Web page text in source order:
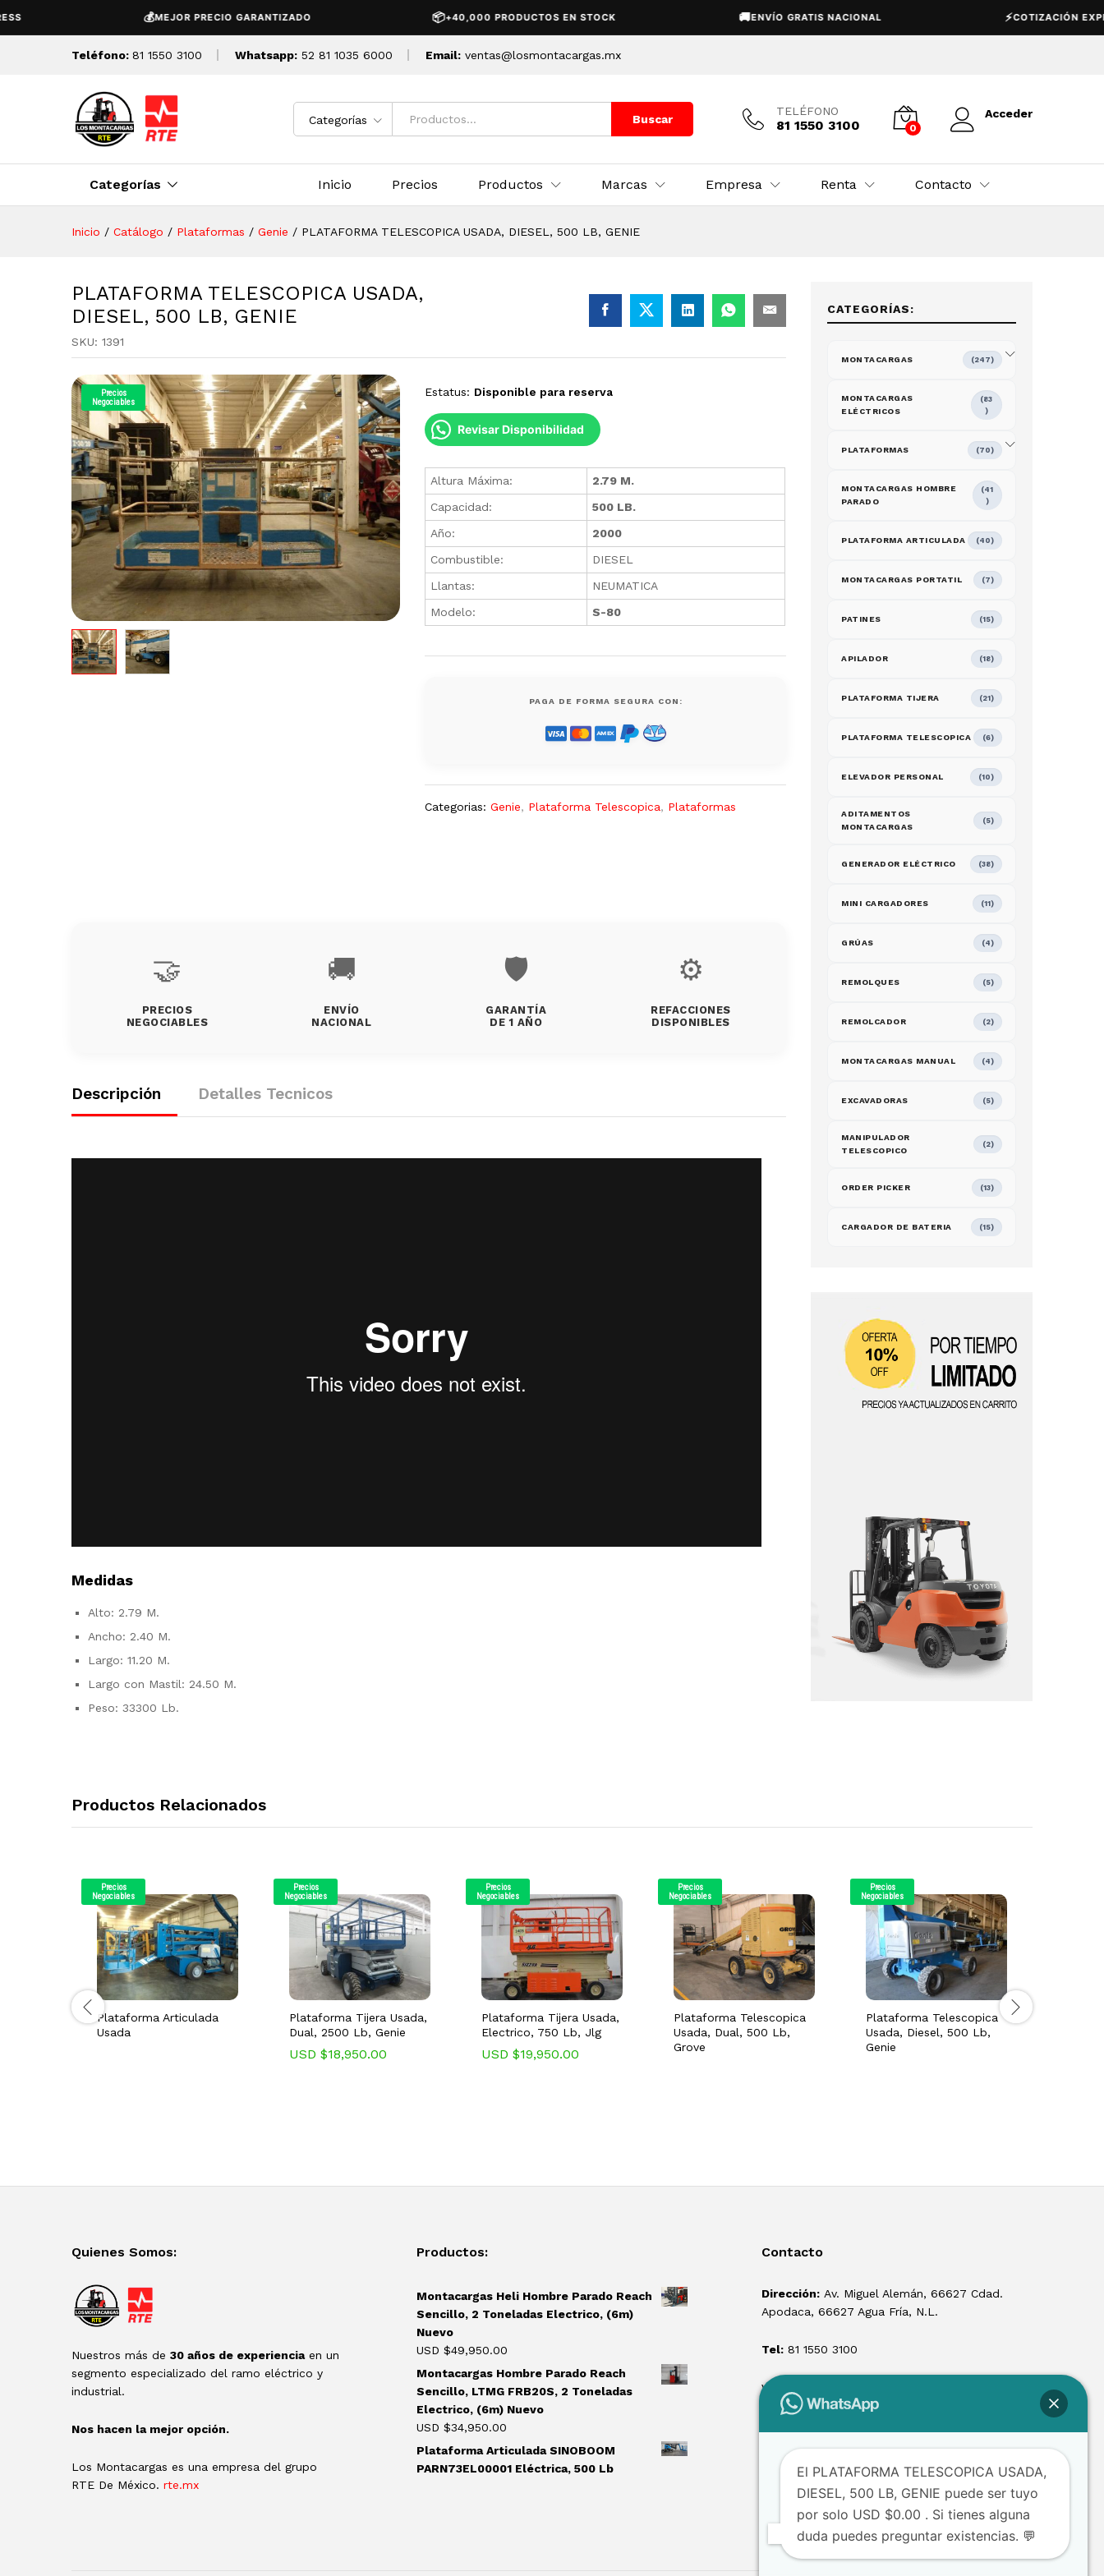
MEJOR PRECIO GARANTIZADO +40,000 PRODUCTOS EN STOCK ENVÍO GRATIS NACIONAL COTIZACIÓN EXPRESS
Teléfono: 81 1550 3100 Whatsapp: 52 81 1035 6000 Email: ventas@losmontacargas.mx
Categorías Buscar
TELÉFONO
81 1550 3100 0
Acceder
Categorías Inicio Precios Productos Marcas Empresa Renta Contacto
Inicio / Catálogo / Plataformas / Genie / PLATAFORMA TELESCOPICA USADA, DIESEL, 500 LB, GENIE
PLATAFORMA TELESCOPICA USADA,
DIESEL, 500 LB, GENIE
SKU: 1391
Precios
Negociables
Estatus: Disponible para reserva
Revisar Disponibilidad
Altura Máxima:
2.79 M.
Capacidad:
500 LB.
Año:
2000
Combustible:
DIESEL
Llantas:
NEUMATICA
Modelo:
S-80
PAGA DE FORMA SEGURA CON:
Categorias:Genie, Plataforma Telescopica, Plataformas
🤝
PRECIOS
NEGOCIABLES
🚚
ENVÍO
NACIONAL
🛡️
GARANTÍA
DE 1 AÑO
⚙️
REFACCIONES
DISPONIBLES
Descripción Detalles Tecnicos
Medidas
Alto: 2.79 M.
Ancho: 2.40 M.
Largo: 11.20 M.
Largo con Mastil: 24.50 M.
Peso: 33300 Lb.
CATEGORÍAS:
MONTACARGAS (247)
MONTACARGAS
ELÉCTRICOS
(83
)
PLATAFORMAS (70)
MONTACARGAS HOMBRE
PARADO
(41
)
PLATAFORMA ARTICULADA (40)
MONTACARGAS PORTATIL (7)
PATINES (15)
APILADOR (18)
PLATAFORMA TIJERA (21)
PLATAFORMA TELESCOPICA (6)
ELEVADOR PERSONAL (10)
ADITAMENTOS
MONTACARGAS
(5)
GENERADOR ELÉCTRICO (38)
MINI CARGADORES (11)
GRÚAS (4)
REMOLQUES (5)
REMOLCADOR (2)
MONTACARGAS MANUAL (4)
EXCAVADORAS (5)
MANIPULADOR
TELESCOPICO
(2)
ORDER PICKER (13)
CARGADOR DE BATERIA (15)
Productos Relacionados
Precios
Negociables
Plataforma Articulada
Usada
Precios
Negociables
Plataforma Tijera Usada,
Dual, 2500 Lb, Genie
USD $18,950.00
Precios
Negociables
Plataforma Tijera Usada,
Electrico, 750 Lb, Jlg
USD $19,950.00
Precios
Negociables
Plataforma Telescopica
Usada, Dual, 500 Lb,
Grove
Precios
Negociables
Plataforma Telescopica
Usada, Diesel, 500 Lb,
Genie
Quienes Somos:
Nuestros más de 30 años de experienciaen un
segmento especializado del ramo eléctrico y
industrial.
Nos hacen la mejor opción.
Los Montacargas es una empresa del grupo
RTE De México. rte.mx
Productos:
Montacargas Heli Hombre Parado Reach
Sencillo, 2 Toneladas Electrico, (6m)
Nuevo
USD $49,950.00
Montacargas Hombre Parado Reach
Sencillo, LTMG FRB20S, 2 Toneladas
Electrico, (6m) Nuevo
USD $34,950.00
Plataforma Articulada SINOBOOM
PARN73EL00001 Eléctrica, 500 Lb
Contacto
Dirección: Av. Miguel Alemán, 66627 Cdad.
Apodaca, 66627 Agua Fría, N.L.
Tel: 81 1550 3100
ventas@losmontacargas.mx
Descripción Detalles Tecnicos
Añadir al carrito
El PLATAFORMA TELESCOPICA USADA,
DIESEL, 500 LB, GENIE puede ser tuyo
por solo USD $0.00 . Si tienes alguna
duda puedes preguntar existencias. 💬